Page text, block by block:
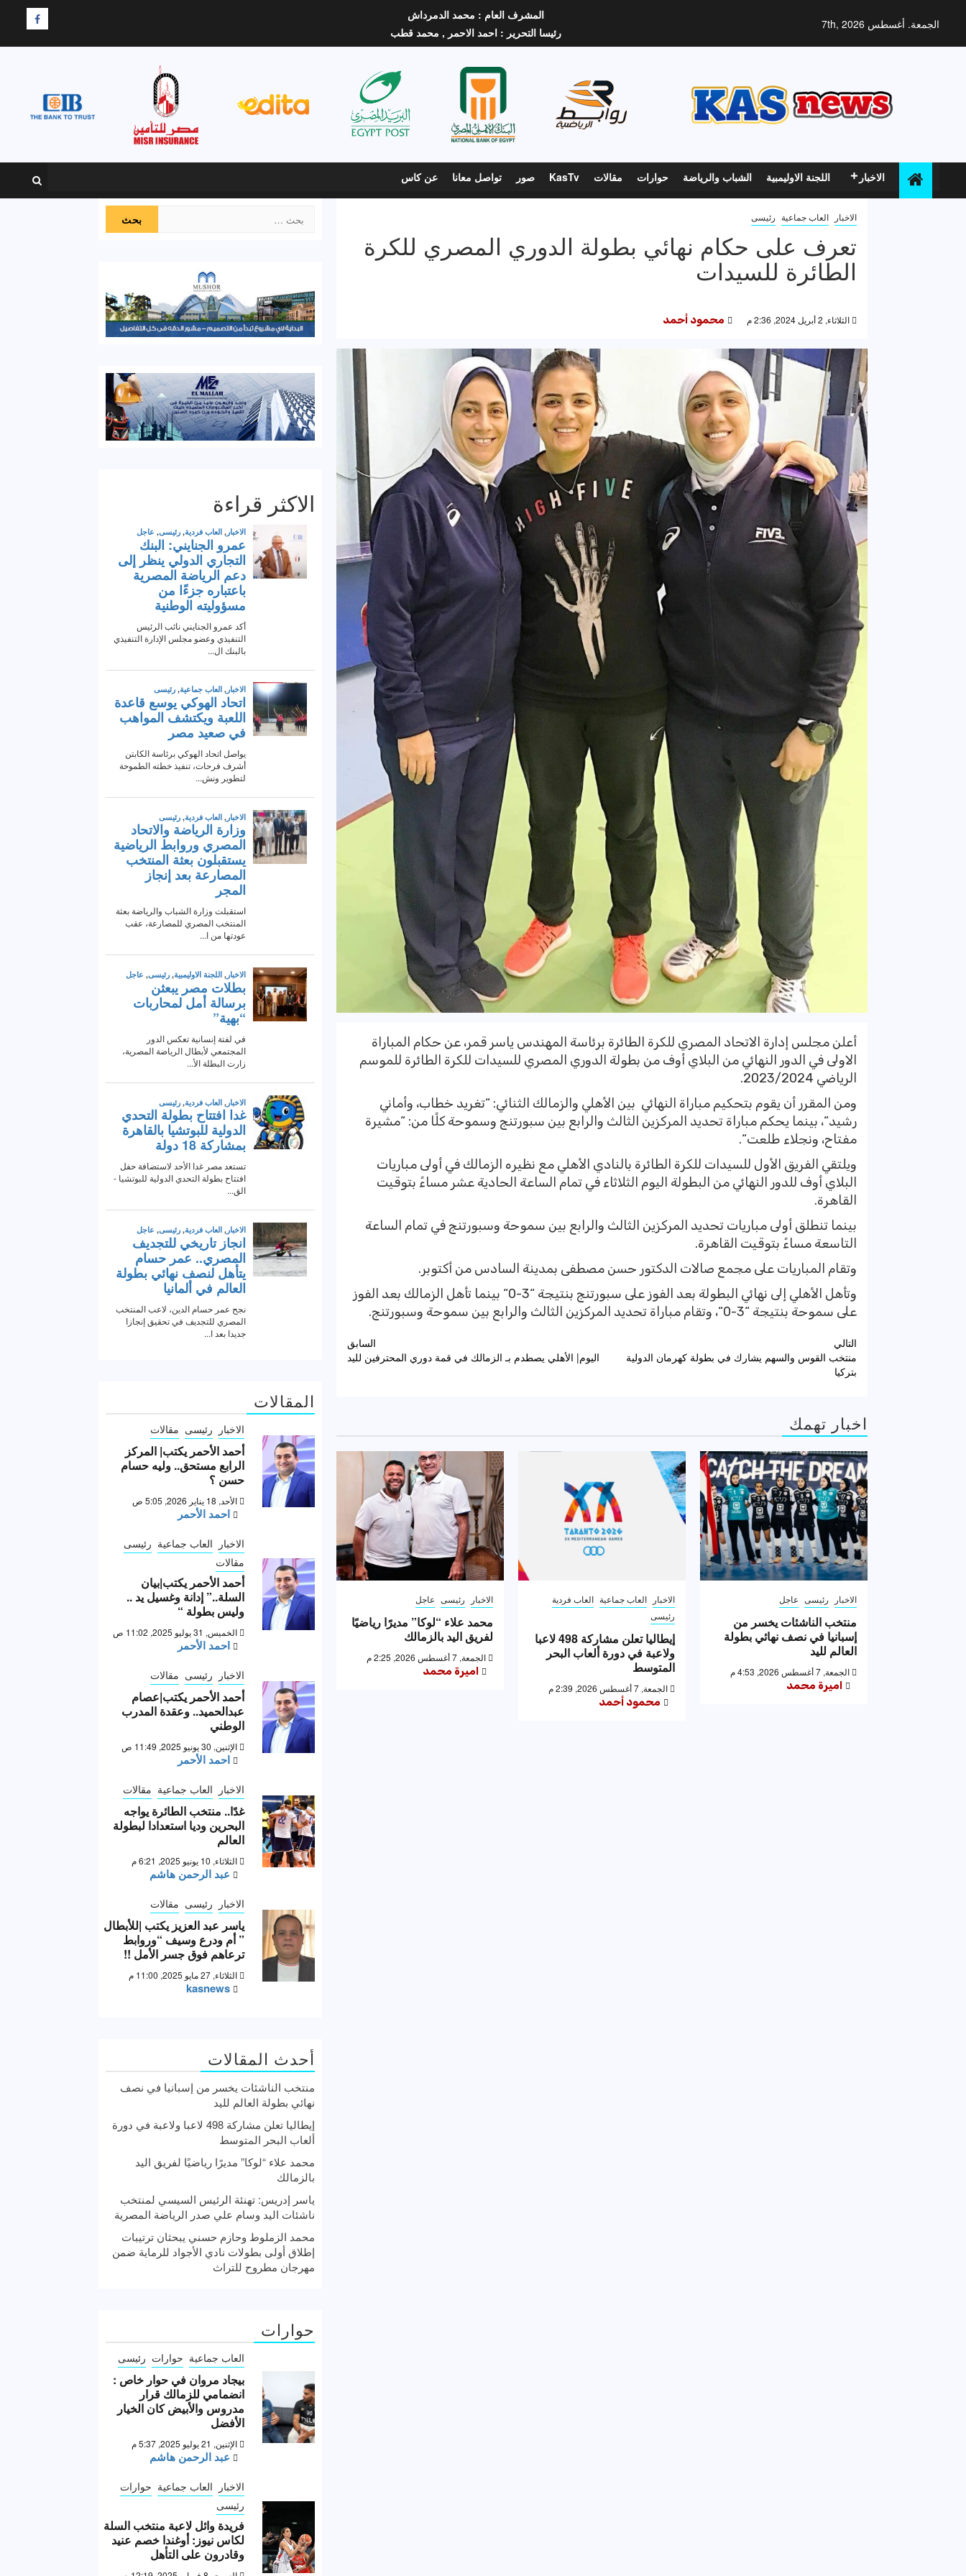
الجمعة. أغسطس 7th, 2026
المشرف العام : محمد الدمرداش
رئيسا التحرير : احمد الاحمر , محمد قطب
F
الاخبار اللجنة الاوليمبية الشباب والرياضة حوارات مقالات KasTv صور تواصل معانا عن كاس
الاخبار العاب جماعية رئيسى
تعرف على حكام نهائي بطولة الدوري المصري للكرة
الطائرة للسيدات
الثلاثاء, 2 أبريل 2024, 2:36 م محمود أحمد
أعلن مجلس إدارة الاتحاد المصري للكرة الطائرة برئاسة المهندس ياسر قمر، عن حكام المباراة
الاولى في الدور النهائي من البلاي أوف من بطولة الدوري المصري للسيدات للكرة الطائرة للموسم
الرياضي 2023/2024.
ومن المقرر أن يقوم بتحكيم مباراة النهائي بين الأهلي والزمالك الثنائي: “تغريد خطاب، وأماني
رشيد“، بينما يحكم مباراة تحديد المركزين الثالث والرابع بين سبورتنج وسموحة كلًا من: “مشيرة
مفتاح، ونجلاء طلعت“.
ويلتقي الفريق الأول للسيدات للكرة الطائرة بالنادي الأهلي مع نظيره الزمالك في أولى مباريات
البلاي أوف للدور النهائي من البطولة اليوم الثلاثاء في تمام الساعة الحادية عشر مساءً بتوقيت
القاهرة.
بينما تنطلق أولى مباريات تحديد المركزين الثالث والرابع بين سموحة وسبورتنج في تمام الساعة
التاسعة مساءً بتوقيت القاهرة.
وتقام المباريات على مجمع صالات الدكتور حسن مصطفى بمدينة السادس من أكتوبر.
وتأهل الأهلي إلى نهائي البطولة بعد الفوز على سبورتنج بنتيجة “3-0“ بينما تأهل الزمالك بعد الفوز
على سموحة بنتيجة “3-0“، وتقام مباراة تحديد المركزين الثالث والرابع بين سموحة وسبورتنج.
تصفّح
المقالات
السابق
اليوم| الأهلي يصطدم بـ الزمالك في قمة دوري المحترفين لليد
التالي
منتخب القوس والسهم يشارك في بطولة كهرمان الدولية
بتركيا
اخبار تهمك
الاخبار رئيسى عاجل
منتخب الناشئات يخسر من
إسبانيا في نصف نهائي بطولة
العالم لليد
الجمعة, 7 أغسطس 2026, 4:53 م
اميرة محمد
الاخبار العاب جماعية العاب فردية
رئيسى
إيطاليا تعلن مشاركة 498 لاعبا
ولاعبة في دورة ألعاب البحر
المتوسط
الجمعة, 7 أغسطس 2026, 2:39 م
محمود أحمد
الاخبار رئيسى عاجل
محمد علاء “لوكا” مديرًا رياضيًا
لفريق اليد بالزمالك
الجمعة, 7 أغسطس 2026, 2:25 م
اميرة محمد
عن:
الاكثر قراءة
المقالات
الاخبار رئيسى مقالات
أحمد الأحمر يكتب| المركز
الرابع مستحق.. وليه حسام
حسن ؟
الأحد, 18 يناير 2026, 5:05 ص
احمد الأحمر
الاخبار العاب جماعية رئيسى
مقالات
أحمد الأحمر يكتب|بيان
السلة..” إدانة وغسيل يد ..
وليس بطولة “
الخميس, 31 يوليو 2025, 11:02 ص
احمد الأحمر
الاخبار رئيسى مقالات
أحمد الأحمر يكتب|عصام
عبدالحميد.. وعقدة المدرب
الوطني
الإثنين, 30 يونيو 2025, 11:49 ص
احمد الأحمر
الاخبار العاب جماعية مقالات
غدًا.. منتخب الطائرة يواجه
البحرين وديا استعدادا لبطولة
العالم
الثلاثاء, 10 يونيو 2025, 6:21 م
عبد الرحمن هاشم
الاخبار رئيسى مقالات
ياسر عبد العزيز يكتب |للأبطال
” أم ودرع وسيف “وروابط
ترعاهم فوق جسر الأمل !!
الثلاثاء, 27 مايو 2025, 11:00 م
kasnews
أحدث المقالات
منتخب الناشئات يخسر من إسبانيا في نصف
نهائي بطولة العالم لليد
إيطاليا تعلن مشاركة 498 لاعبا ولاعبة في دورة
ألعاب البحر المتوسط
محمد علاء “لوكا” مديرًا رياضيًا لفريق اليد
بالزمالك
ياسر إدريس: تهنئة الرئيس السيسي لمنتخب
ناشئات اليد وسام علي صدر الرياضة المصرية
محمد الزملوط وحازم حسني يبحثان ترتيبات
إطلاق أولى بطولات نادي الأجواد للرماية ضمن
مهرجان مطروح للتراث
حوارات
العاب جماعية حوارات رئيسى
بيجاد مروان في حوار خاص :
انضمامي للزمالك قرار
مدروس والأبيض كان الخيار
الأفضل
الإثنين, 21 يوليو 2025, 5:37 م
عبد الرحمن هاشم
الاخبار العاب جماعية حوارات
رئيسى
فريدة وائل لاعبة منتخب السلة
لكاس نيوز: أوغندا خصم عنيد
وقادرون على التأهل